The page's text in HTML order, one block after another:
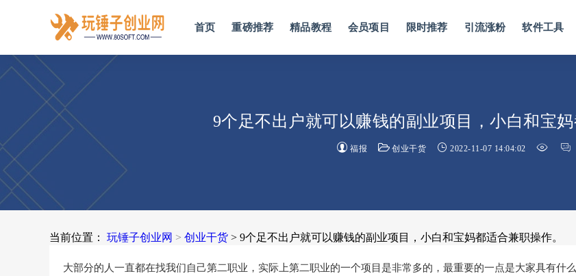
首页 重磅推荐 精品教程 会员项目 限时推荐 引流涨粉 软件工具
9个足不出户就可以赚钱的副业项目，小白和宝妈
福报 创业干货 2022-11-07 14:04:02
当前位置： 玩锤子创业网 > 创业干货 > 9个足不出户就可以赚钱的副业项目，小白和宝妈都适合兼职操作。
大部分的人一直都在找我们自己第二职业，实际上第二职业的一个项目是非常多的，最重要的一点是大家具有什么